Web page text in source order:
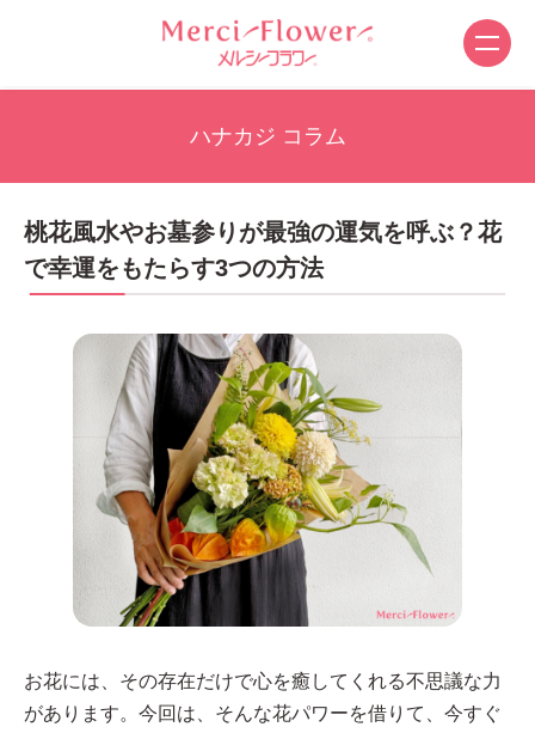
ハナカジ コラム
桃花風水やお墓参りが最強の運気を呼ぶ？花
で幸運をもたらす3つの方法
お花には、その存在だけで心を癒してくれる不思議な力
があります。今回は、そんな花パワーを借りて、今すぐ